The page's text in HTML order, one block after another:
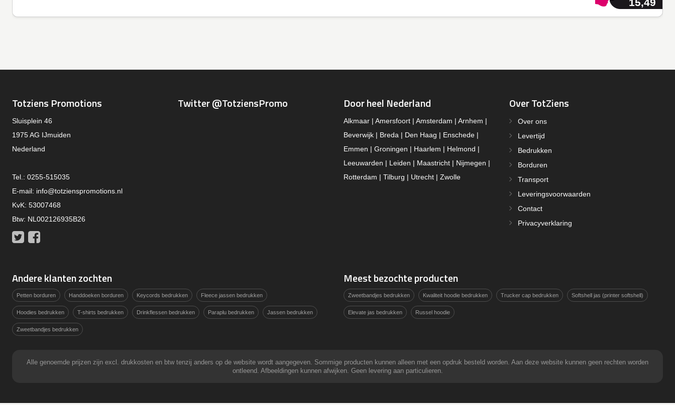
15,49
Totziens Promotions
Sluisplein 46
1975 AG IJmuiden
Nederland
Tel.: 0255-515035
E-mail: info@totzienspromotions.nl
KvK: 53007468
Btw: NL002126935B26
Twitter
Twitter @TotziensPromo Door heel Nederland
Alkmaar | Amersfoort | Amsterdam | Arnhem |
Beverwijk | Breda | Den Haag | Enschede |
Emmen | Groningen | Haarlem | Helmond |
Leeuwarden | Leiden | Maastricht | Nijmegen |
Rotterdam | Tilburg | Utrecht | Zwolle
Over TotZiens
Over ons
Levertijd
Bedrukken
Borduren
Transport
Leveringsvoorwaarden
Contact
Privacyverklaring
Andere klanten zochten
Petten borduren Handdoeken borduren Keycords bedrukken Fleece jassen bedrukken
Hoodies bedrukken T-shirts bedrukken Drinkflessen bedrukken Paraplu bedrukken Jassen bedrukken
Zweetbandjes bedrukken
Meest bezochte producten
Zweetbandjes bedrukken Kwaliteit hoodie bedrukken Trucker cap bedrukken Softshell jas (printer softshell)
Elevate jas bedrukken Russel hoodie
Alle genoemde prijzen zijn excl. drukkosten en btw tenzij anders op de website wordt aangegeven. Sommige producten kunnen alleen met een opdruk besteld worden. Aan deze website kunnen geen rechten worden
ontleend. Afbeeldingen kunnen afwijken. Geen levering aan particulieren.